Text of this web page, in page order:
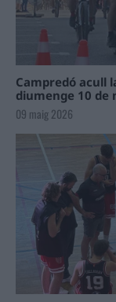
Campredó acull
diumenge 10 de
09 maig 2026